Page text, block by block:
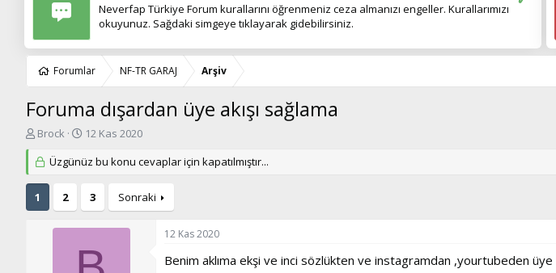
Neverfap Türkiye Forum kurallarını öğrenmeniz ceza almanızı engeller. Kurallarımızı
okuyunuz. Sağdaki simgeye tıklayarak gidebilirsiniz.
Forumlar NF-TR GARAJ Arşiv
Foruma dışardan üye akışı sağlama
K
n
y
u
Brock
B
ş
a
n
ç
t
12 Kas 2020
Üzgünüz bu konu cevaplar için kapatılmıştır...
1 2 3 Sonraki
12 Kas 2020
Benim aklıma ekşi ve inci sözlükten ve instagramdan ,yourtubeden üye